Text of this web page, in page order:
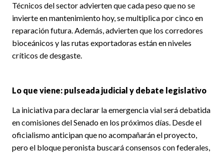
Técnicos del sector advierten que cada peso que no se
invierte en mantenimiento hoy, se multiplica por cinco en
reparación futura. Además, advierten que los corredores
bioceánicos y las rutas exportadoras están en niveles
críticos de desgaste.
Lo que viene: pulseada judicial y debate legislativo
La iniciativa para declarar la emergencia vial será debatida
en comisiones del Senado en los próximos días. Desde el
oficialismo anticipan que no acompañarán el proyecto,
pero el bloque peronista buscará consensos con federales,